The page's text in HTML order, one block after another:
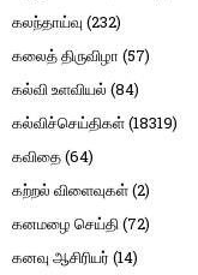
கலந்தாய்வு (232)
கலைத் திருவிழா (57)
கல்வி உளவியல் (84)
கல்விச்செய்திகள்(18319)
கவிதை(64)
கற்றல் விளைவுகள்(2)
கனமழை செய்தி(72)
கனவு ஆசிரியர் (14)